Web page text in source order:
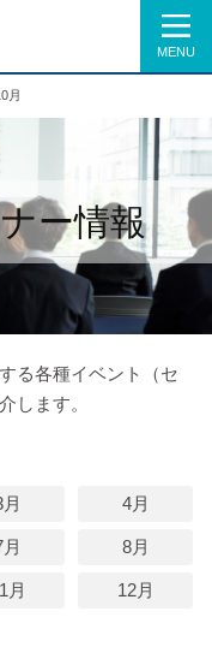
MENU
月
ー情報
る各種イベント（セ
します。
4月
8月
月 12月